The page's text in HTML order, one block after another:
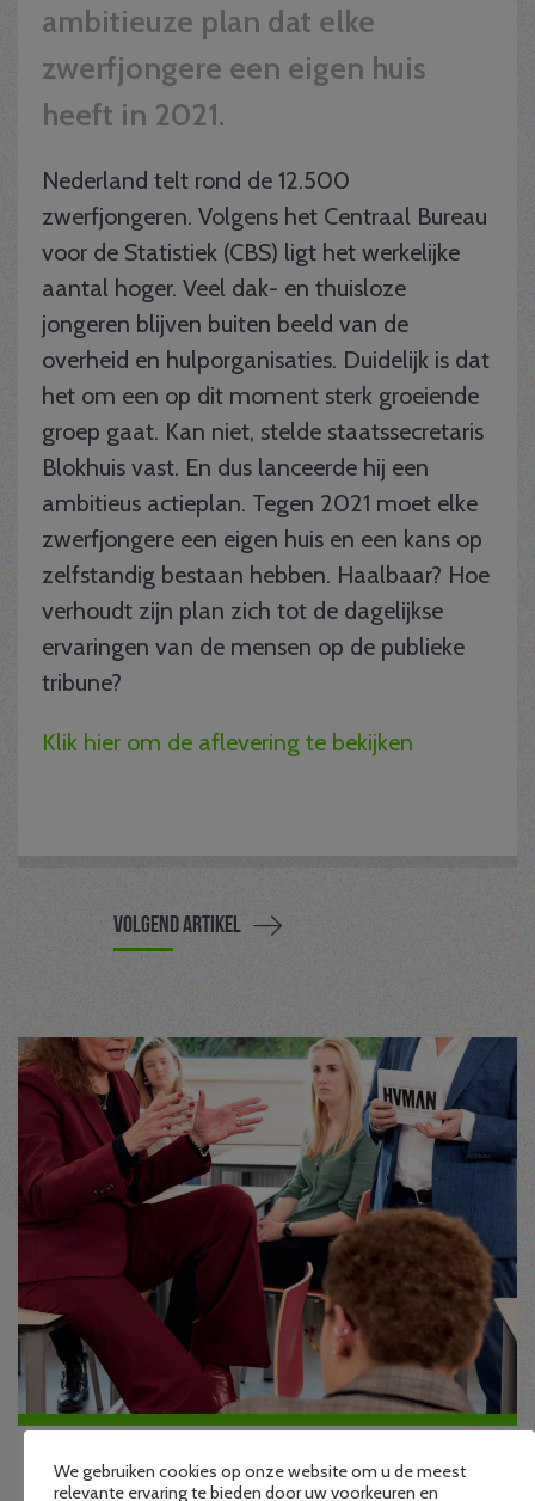
ambitieuze plan dat elke
zwerfjongere een eigen huis
heeft in 2021.
Nederland telt rond de 12.500
zwerfjongeren. Volgens het Centraal Bureau
voor de Statistiek (CBS) ligt het werkelijke
aantal hoger. Veel dak- en thuisloze
jongeren blijven buiten beeld van de
overheid en hulporganisaties. Duidelijk is dat
het om een op dit moment sterk groeiende
groep gaat. Kan niet, stelde staatssecretaris
Blokhuis vast. En dus lanceerde hij een
ambitieus actieplan. Tegen 2021 moet elke
zwerfjongere een eigen huis en een kans op
zelfstandig bestaan hebben. Haalbaar? Hoe
verhoudt zijn plan zich tot de dagelijkse
ervaringen van de mensen op de publieke
tribune?
Klik hier om de aflevering te bekijken
Volgend artikel
20 JANUARI 2020: ELKE ZWERFJONGERE EEN
EIGEN HUIS? - DE PUBLIEKE TRIBUNE VAN
We gebruiken cookies op onze website om u de meest
relevante ervaring te bieden door uw voorkeuren en